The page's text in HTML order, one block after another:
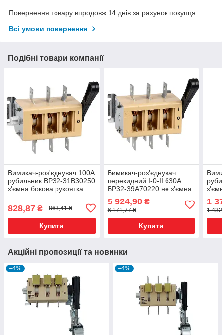
Повернення товару впродовж 14 днів за рахунок покупця
Всі умови повернення
Подібні товари компанії
Вимикач-роз'єднувач 100А
рубильник ВР32-31В30250
з'ємна бокова рукоятка
828,87 ₴ 863,41 ₴
Купити
Вимикач-роз'єднувач
перекидний I-0-II 630А
ВР32-39А70220 не з'ємна
5 924,90₴
6 171,77 ₴
Купити
1
1
Акційні пропозиції та новинки
–4% –4%